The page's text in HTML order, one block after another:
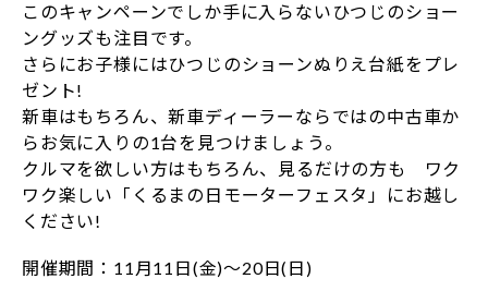
このキャンペーンでしか手に入らないひつじのショー
ングッズも注目です。
さらにお子様にはひつじのショーンぬりえ台紙をプレ
ゼント!
新車はもちろん、新車ディーラーならではの中古車か
らお気に入りの1台を見つけましょう。
クルマを欲しい方はもちろん、見るだけの方も ワク
ワク楽しい「くるまの日モーターフェスタ」にお越し
ください!
開催期間：11月11日(金)～20日(日)